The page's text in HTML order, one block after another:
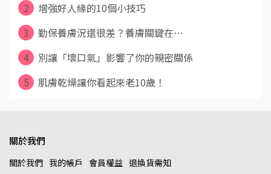
2
增強好人緣的10個小技巧
3
勤保養膚況還很差？養膚關鍵在…
4
別讓「壞口氣」影響了你的親密關係
5
肌膚乾燥讓你看起來老10歲！
關於我們
關於我們 我的帳戶 會員權益 退換貨需知